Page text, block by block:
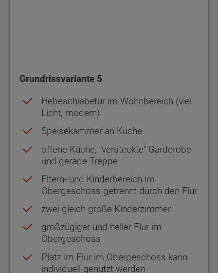
Grundrissvariante 5
Hebeschiebetür im Wohnbereich (viel
Licht, modern)
Speisekammer an Küche
offene Küche, "versteckte" Garderobe
und gerade Treppe
Eltern- und Kinderbereich im
Obergeschoss getrennt durch den Flur
zwei gleich große Kinderzimmer
großzügiger und heller Flur im
Obergeschoss
Platz im Flur im Obergeschoss kann
individuell genutzt werden